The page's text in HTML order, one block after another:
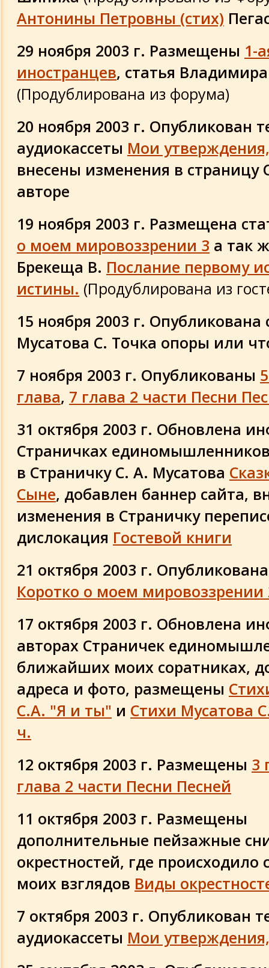
Антонины Петровны (стих)
29 ноября 2003 г. Размещены 1-
иностранцев, статья
(Продублирована из форума)
20 ноября 2003 г. Опубликован
аудиокассеты Мои
внесены изменения в страницу
авторе
19 ноября 2003 г. Размещена
о моем мировоззрении 3 а так
Брекеща В. Послание первому
истины. (Продублирована из
15 ноября 2003 г. Опубликована
Мусатова С. Точка опоры или
7 ноября 2003 г. Опубликованы
глава, 7 глава 2 части Песни
31 октября 2003 г. Обновлена
Страничках
в Страничку С. А. Мусатова
Сыне, добавлен баннер сайта,
изменения в Страничку
дислокация Гостевой книги
21 октября 2003 г.
Коротко о моем
17 октября 2003 г. Обновлена
авторах Страничек
ближайших моих соратниках,
адреса и фото, размещены
С.А. "Я и ты" и Стихи Мусатова
ч.
12 октября 2003 г. Размещены 3
глава 2 части Песни Песней
11 октября 2003 г. Размещены
дополнительные пейзажные
окрестностей, где происходило
моих взглядов Виды
7 октября 2003 г. Опубликован
аудиокассеты Мои